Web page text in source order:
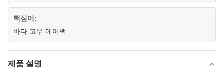
핵심어:
바다 고무 에어백
제품 설명